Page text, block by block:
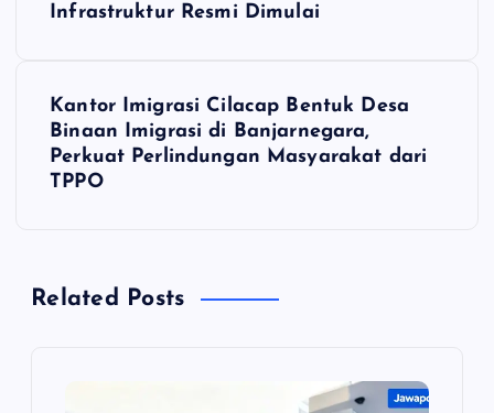
Infrastruktur Resmi Dimulai
Kantor Imigrasi Cilacap Bentuk Desa
Binaan Imigrasi di Banjarnegara,
Perkuat Perlindungan Masyarakat dari
TPPO
Related Posts